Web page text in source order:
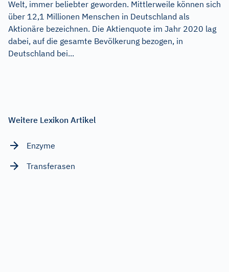
Welt, immer beliebter geworden. Mittlerweile können sich
über 12,1 Millionen Menschen in Deutschland als
Aktionäre bezeichnen. Die Aktienquote im Jahr 2020 lag
dabei, auf die gesamte Bevölkerung bezogen, in
Deutschland bei...
Weitere Lexikon Artikel
Enzyme
Transferasen